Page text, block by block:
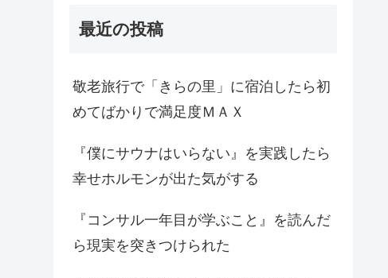
最近の投稿
敬老旅行で「きらの里」に宿泊したら初
めてばかりで満足度ＭＡＸ
『僕にサウナはいらない』を実践したら
幸せホルモンが出た気がする
『コンサル一年目が学ぶこと』を読んだ
ら現実を突きつけられた